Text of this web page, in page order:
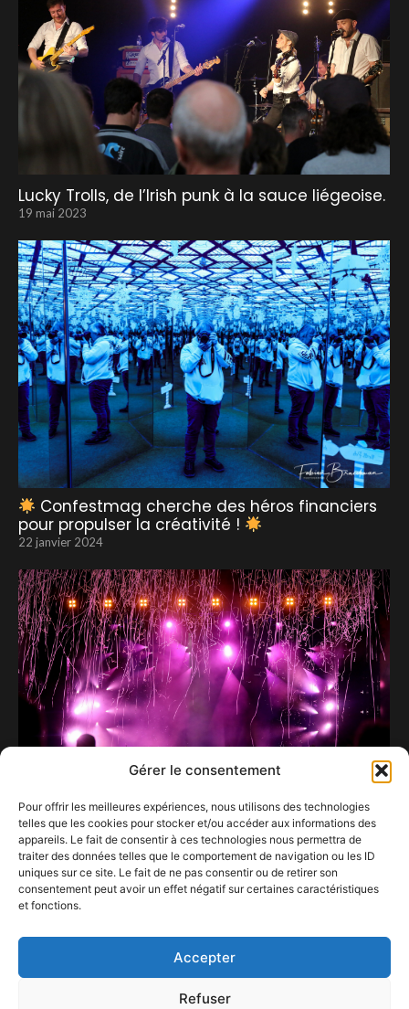
Gérer le consentement
Pour offrir les meilleures expériences, nous utilisons des technologies
telles que les cookies pour stocker et/ou accéder aux informations des
appareils. Le fait de consentir à ces technologies nous permettra de
traiter des données telles que le comportement de navigation ou les ID
uniques sur ce site. Le fait de ne pas consentir ou de retirer son
consentement peut avoir un effet négatif sur certaines caractéristiques
et fonctions.
Accepter
Refuser
Lucky Trolls, de l’Irish punk à la sauce liégeoise.
19 mai 2023
Confestmag cherche des héros financiers
pour propulser la créativité !
22 janvier 2024
Julien Doré repousse encore un peu plus « les
limites ».
7 octobre 2022
19 mars 2024